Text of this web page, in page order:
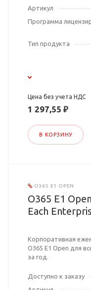
Артикул
Программа
Тип продукта
Цена без учета НДС
1 297,55 ₽
В КОРЗИНУ
O365 E1 OPEN
O365 E1
Each
Корпоративная
O365 E1 Open для
за год.
Доступно к заказу